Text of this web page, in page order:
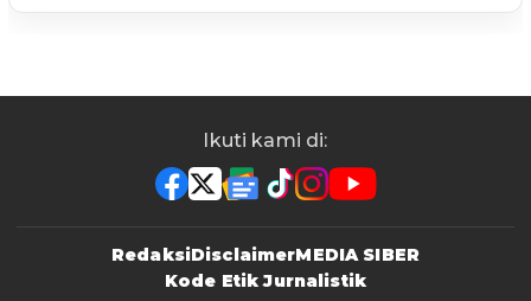
Ikuti kami di:
RedaksiDisclaimerMEDIA SIBER
Kode Etik Jurnalistik